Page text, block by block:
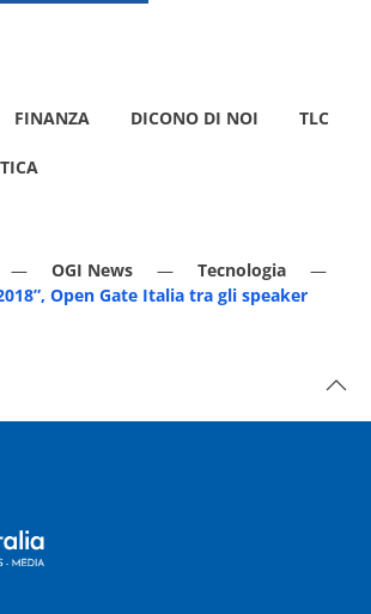
FINANZA DICONO DI NOI TLC
OGI News
Tecnologia
Open Gate Italia tra gli speaker